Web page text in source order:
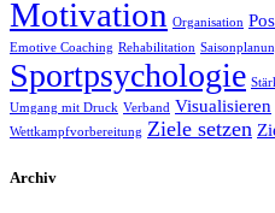
Motivation Organisation
Emotive Coaching Rehabilitation
Sportpsychologie
Umgang mit Druck Verband Visualisieren
Wettkampfvorbereitung Ziele setzen
Archiv